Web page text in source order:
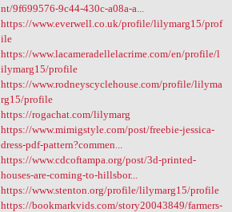
nt/9f699576-9c44-430c-a08a-a...
https://www.everwell.co.uk/profile/lilymarg15/prof
ile
https://www.lacameradellelacrime.com/en/profile/l
ilymarg15/profile
https://www.rodneyscyclehouse.com/profile/lilyma
rg15/profile
https://rogachat.com/lilymarg
https://www.mimigstyle.com/post/freebie-jessica-
dress-pdf-pattern?commen...
https://www.cdcoftampa.org/post/3d-printed-
houses-are-coming-to-hillsbor...
https://www.stenton.org/profile/lilymarg15/profile
https://bookmarkvids.com/story20043849/farmers-